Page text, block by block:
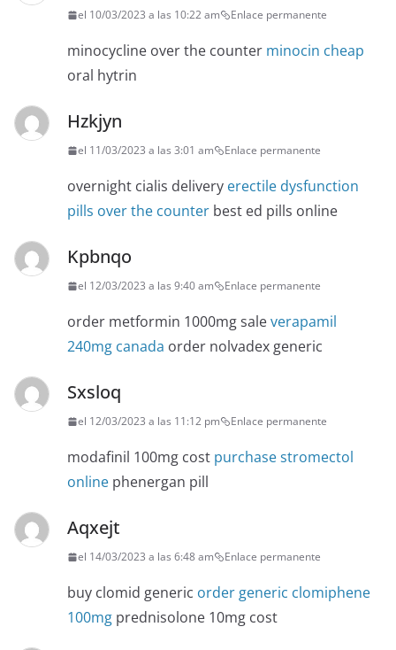
el 10/03/2023 a las 10:22 am Enlace permanente
minocycline over the counter minocin cheap
oral hytrin
Hzkjyn
el 11/03/2023 a las 3:01 am Enlace permanente
overnight cialis delivery erectile dysfunction
pills over the counter best ed pills online
Kpbnqo
el 12/03/2023 a las 9:40 am Enlace permanente
order metformin 1000mg saleverapamil
240mg canada order nolvadex generic
Sxsloq
el 12/03/2023 a las 11:12 pm Enlace permanente
modafinil 100mg cost purchase stromectol
online phenergan pill
Aqxejt
el 14/03/2023 a las 6:48 am Enlace permanente
buy clomid generic order generic clomiphene
100mg prednisolone 10mg cost